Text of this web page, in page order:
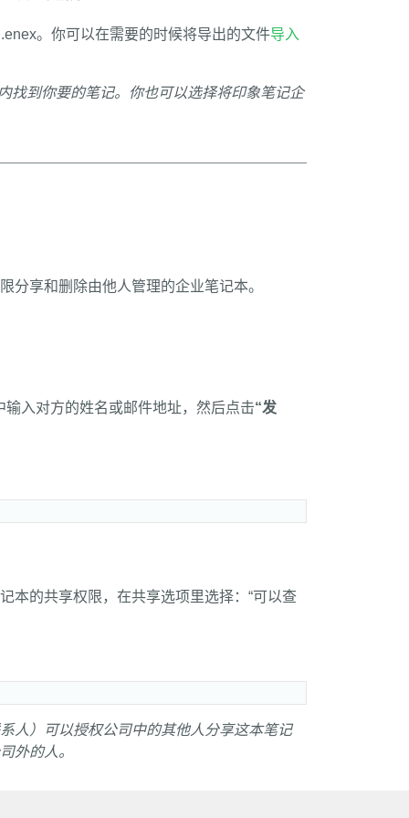
。你可以在需要的时候将导出的文件导入
找到你要的笔记。你也可以选择将印象笔记企
分享和删除由他人管理的企业笔记本。
输入对方的姓名或邮件地址，然后点击“发
本的共享权限，在共享选项里选择：“可以查
人）可以授权公司中的其他人分享这本笔记
外的人。